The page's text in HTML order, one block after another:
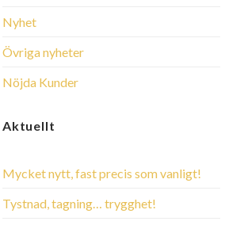
Nyhet
Övriga nyheter
Nöjda Kunder
Aktuellt
Mycket nytt, fast precis som vanligt!
Tystnad, tagning… trygghet!